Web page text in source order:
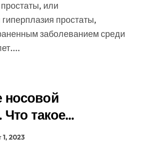
простаты,
заболеванием среди
носовой
Что такое
1, 2023